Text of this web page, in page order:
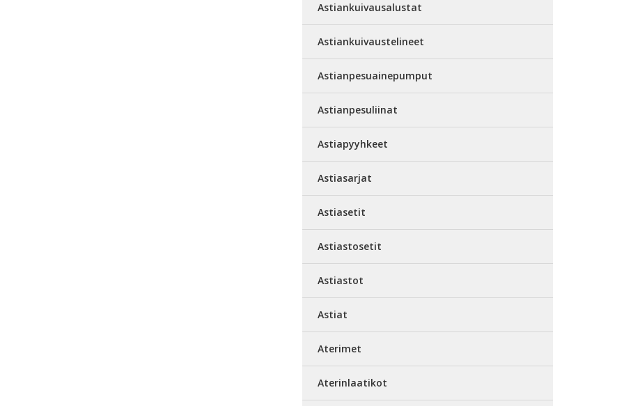
Astiankuivausalustat
Astiankuivaustelineet
Astianpesuainepumput
Astianpesuliinat
Astiapyyhkeet
Astiasarjat
Astiasetit
Astiastosetit
Astiastot
Astiat
Aterimet
Aterinlaatikot